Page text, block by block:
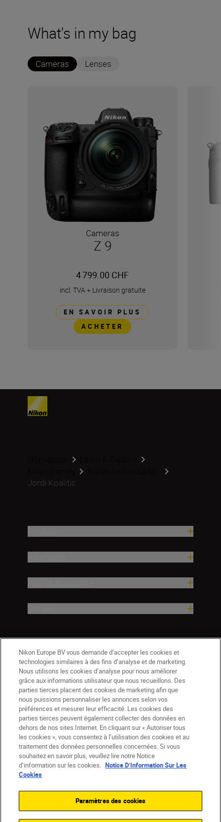
What's in my bag
Cameras Lenses
Cameras
Z 9
4 799.00 CHF
incl. TVA+ Livraison gratuite
EN SAVOIR PLUS
ACHETER
Jordi Koalitic
CH Nikon Sites
Contactez-nous
Avis de confidentialité
Conditions d’utilisation
CVG de la boutique Nikon Store
Notice d’information sur les cookies
Accessibilité
Paramètres des cookies
Nikon Europe BV vous demande d’accepter les cookies et
technologies similaires à des fins d’analyse et de marketing.
Nous utilisons les cookies d’analyse pour nous améliorer
grâce aux informations utilisateur que nous recueillons. Des
parties tierces placent des cookies de marketing afin que
nous puissions personnaliser les annonces selon vos
préférences et mesurer leur efficacité. Les cookies des
parties tierces peuvent également collecter des données en
dehors de nos sites Internet. En cliquant sur « Autoriser tous
les cookies », vous consentez à l’utilisation des cookies et au
traitement des données personnelles concernées. Si vous
souhaitez en savoir plus, veuillez lire notre Notice
d’information sur les cookies. Notice D’Information Sur Les
Cookies
Paramètres des cookies